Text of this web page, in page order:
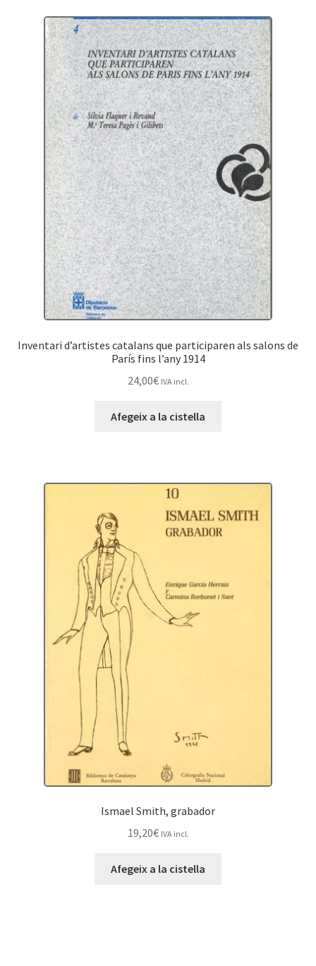
Inventari d’artistes catalans que participaren als salons de
París fins l’any 1914
24,00€ IVA incl.
Afegeix a la cistella
Ismael Smith, grabador
19,20€ IVA incl.
Afegeix a la cistella